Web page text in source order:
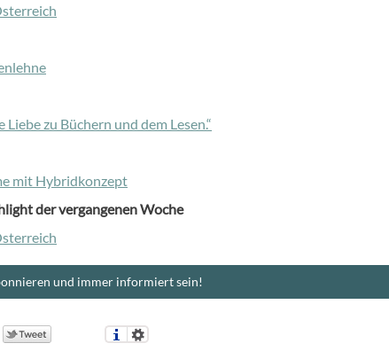
Liebe zu Büchern und dem Lesen.“
mit Hybridkonzept
der vergangenen Woche
und immer informiert sein!